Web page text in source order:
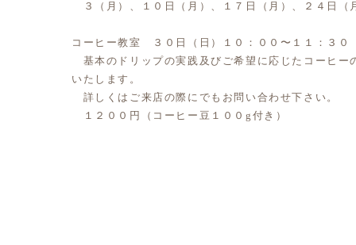
３（月）、１０日（月）、１７日（月）、２４日（
コーヒー教室 ３０日（日）１０：００〜１１：３０
基本のドリップの実践及びご希望に応じたコーヒー
いたします。
詳しくはご来店の際にでもお問い合わせ下さい。
１２００円（コーヒー豆１００g付き）